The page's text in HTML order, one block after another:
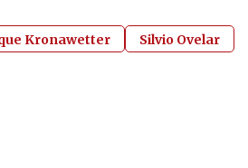
Kronawetter Silvio Ovelar